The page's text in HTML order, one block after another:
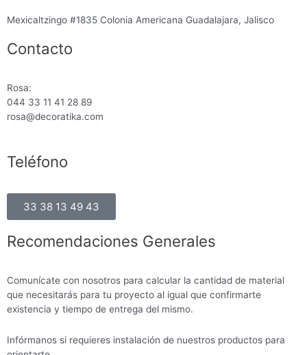
Mexicaltzingo #1835 Colonia Americana Guadalajara, Jalisco
Contacto
Rosa:
044 33 11 41 28 89
rosa@decoratika.com
Teléfono
33 38 13 49 43
Recomendaciones Generales
Comunícate con nosotros para calcular la cantidad de material
que necesitarás para tu proyecto al igual que confirmarte
existencia y tiempo de entrega del mismo.
Infórmanos si requieres instalación de nuestros productos para